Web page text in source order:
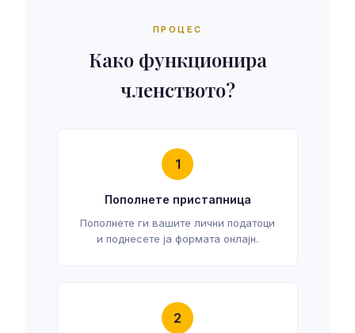
ПРОЦЕС
Како функционира
членството?
1
Пополнете пристапница
Пополнете ги вашите лични податоци
и поднесете ја формата онлајн.
2